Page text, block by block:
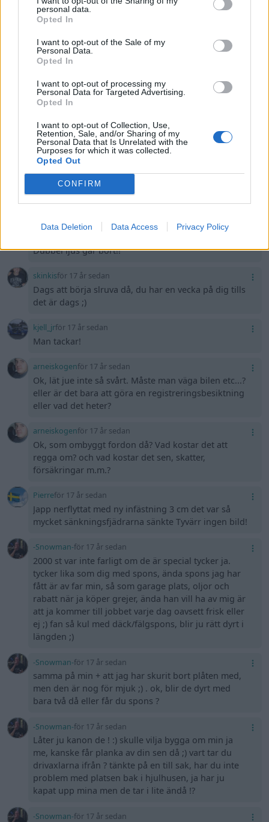
personal data.
Opted In
I want to opt-out of the Sale of my
Personal Data.
Opted In
I want to opt-out of processing my
Personal Data for Targeted Advertising.
Opted In
I want to opt-out of Collection, Use,
Retention, Sale, and/or Sharing of my
Personal Data that Is Unrelated with the
Purposes for which it was collected.
Opted Out
CONFIRM
Data Deletion Data Access Privacy Policy
fel.
fan va nice ! kommer att bli hur grymt som helst de
där :)
-Snowman-för 17 år sedan
ja de är skönt :) men den går skit, hittar inge fel pån,
ska ut ikväll och byta lite saker och se om de blir nå
bättre :/ kör du nått med din då ?
yaharacamaroför 17 år sedan
Kul att du gillar stilen
plasmapolarnför 17 år sedan
Jag kan inte hjälpa att dom man hyr in (dyrt) för
Dubbel ljus går bort!!
skinkisför 17 år sedan
Dags att börja slruva då, du har en vecka på dig tills
det är dags ;)
kjell_jrför 17 år sedan
Man tackar!
arneiskogenför 17 år sedan
Ok, lät jue inte så svårt. Måste man väga bilen etc...?
eller är det bara att göra en registreringsbesiktning
eller vad det heter?
arneiskogenför 17 år sedan
Ok, som ombyggt fordon då? Vad kostar det att
regga om? och vad kostar det sen, skatter,
försäkringar m.m.?
Pierreför 17 år sedan
Japp nerflyttat med ny infästning 3 cm det var så
mycket sänkningsfjädrarna sänkte Tyvärr ingen bild!
-Snowman-för 17 år sedan
2000 st var inte farligt om de är special tycker ja.
tycker lika som dig med spons, ända spons jag har
fått är av far min, så som garage plats, oljor och
rabatt när ja köper grejer, ända han vill ha av mig är
att ja kommer till jobbet varje dag oavsett frisk eller
ej ;) fan så kul med däck/fälgspons, blir ju rätt dyrt i
längden ;)
-Snowman-för 17 år sedan
samma på min + att jag har skurit bort plåten med,
men den är nog för mjuk ;) . ok, blir de dyrt med
bara två då eller får du spons ?
-Snowman-för 17 år sedan
Låter ju kanon de ! :) skulle vilja bygga om min ja
me, kanske får planka av din sen då ;) vart tar du
drivaxlarna ifrån ? tänkte på en till sak, har du inte
problem med platsen bak i hjulhusen, ja har ju
kapat upp mina men de tar i lite ändå !?
-Snowman-för 17 år sedan